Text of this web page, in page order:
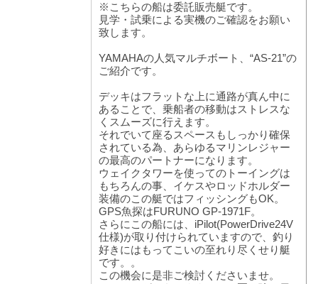
※こちらの船は委託販売艇です。
見学・試乗による実機のご確認をお願い
致します。
YAMAHAの人気マルチボート、“AS-21”の
ご紹介です。
デッキはフラットな上に通路が真ん中に
あることで、乗船者の移動はストレスな
くスムーズに行えます。
それでいて座るスペースもしっかり確保
されている為、あらゆるマリンレジャー
の最高のパートナーになります。
ウェイクタワーを使ってのトーイングは
もちろんの事、イケスやロッドホルダー
装備のこの艇ではフィッシングもOK。
GPS魚探はFURUNO GP-1971F。
さらにこの船には、iPilot(PowerDrive24V
仕様)が取り付けられていますので、釣り
好きにはもってこいの至れり尽くせり艇
です。。
この機会に是非ご検討くださいませ。